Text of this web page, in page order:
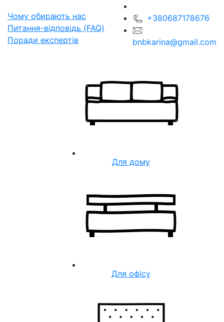
Чому обирають нас
Питання-відповідь (FAQ)
Поради експертів
+380687178676
bnbkarina@gmail.com
Для дому
Для офісу